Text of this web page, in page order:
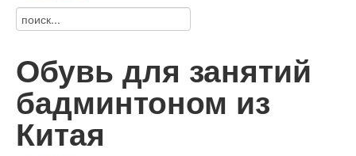
Обувь для занятий
бадминтоном из
Китая